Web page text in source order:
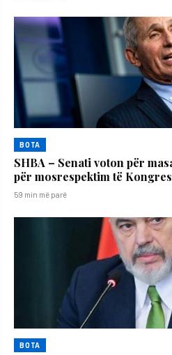
BOTA
SHBA – Senati voton për
për mosrespektim të
59 min më parë
BOTA